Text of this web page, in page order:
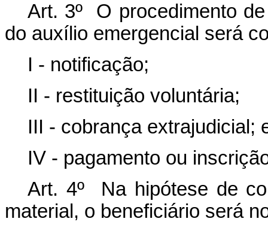
Art. 3º O procedimento
do auxílio emergencial será
I - notificação;
II - restituição voluntária;
III - cobrança extrajudicial;
IV - pagamento ou
Art. 4º Na hipótese de
material, o beneficiário será